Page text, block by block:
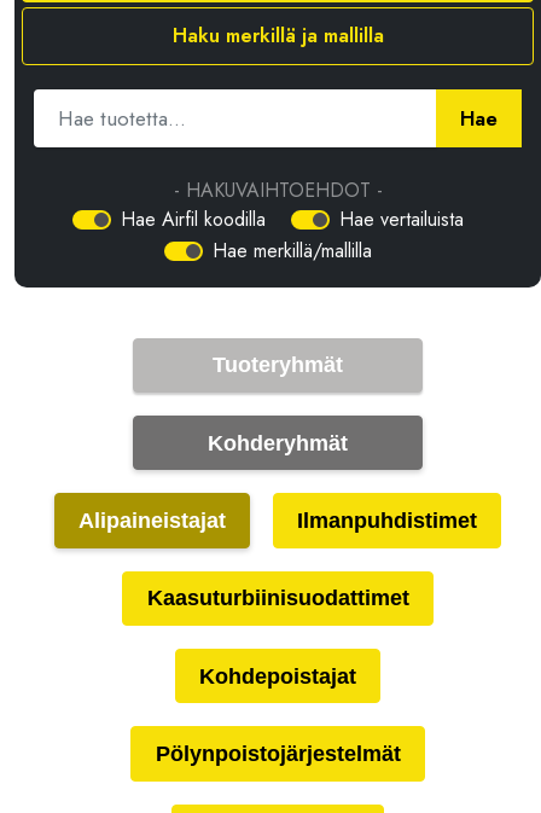
Haku merkillä ja mallilla
Hae
- HAKUVAIHTOEHDOT -
Hae Airfil koodilla
Hae vertailuista
Hae merkillä/mallilla
Tuoteryhmät
Kohderyhmät
Alipaineistajat Ilmanpuhdistimet
Kaasuturbiinisuodattimet
Kohdepoistajat
Pölynpoistojärjestelmät